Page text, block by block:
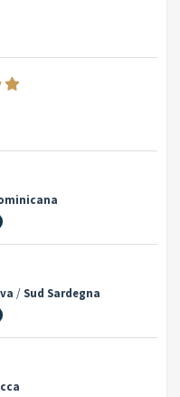
/ Sud Sardegna